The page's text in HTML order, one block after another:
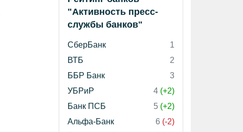
"Активность пресс-
службы банков"
СберБанк
1
ВТБ
2
ББР Банк
3
УБРиР
4 (+2)
Банк ПСБ
5 (+2)
Альфа-Банк
6 (-2)